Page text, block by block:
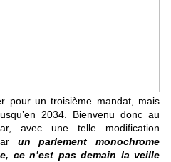
pour un troisième mandat, mais
2034. Bienvenu donc au
avec une telle modification
un parlement monochrome
ce n’est pas demain la veille